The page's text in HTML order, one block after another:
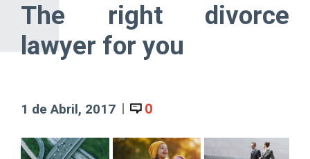
The right divorce
lawyer for you
1 de Abril, 2017 0